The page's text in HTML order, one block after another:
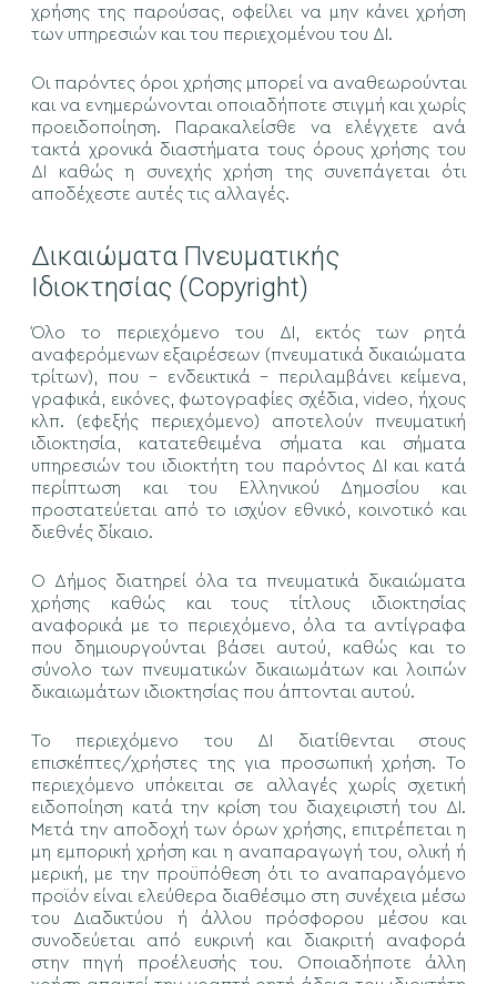
χρήσης της παρούσας, οφείλει να μην κάνει χρήση
των υπηρεσιών και του περιεχομένου του ΔΙ.
Οι παρόντες όροι χρήσης μπορεί να αναθεωρούνται
και να ενημερώνονται οποιαδήποτε στιγμή και χωρίς
προειδοποίηση. Παρακαλείσθε να ελέγχετε ανά
τακτά χρονικά διαστήματα τους όρους χρήσης του
ΔΙ καθώς η συνεχής χρήση της συνεπάγεται ότι
αποδέχεστε αυτές τις αλλαγές.
Δικαιώματα Πνευματικής
Ιδιοκτησίας (Copyright)
Όλο το περιεχόμενο του ΔΙ, εκτός των ρητά
αναφερόμενων εξαιρέσεων (πνευματικά δικαιώματα
τρίτων), που - ενδεικτικά - περιλαμβάνει κείμενα,
γραφικά, εικόνες, φωτογραφίες σχέδια, video, ήχους
κλπ. (εφεξής περιεχόμενο) αποτελούν πνευματική
ιδιοκτησία, κατατεθειμένα σήματα και σήματα
υπηρεσιών του ιδιοκτήτη του παρόντος ΔΙ και κατά
περίπτωση και του Ελληνικού Δημοσίου και
προστατεύεται από το ισχύον εθνικό, κοινοτικό και
διεθνές δίκαιο.
Ο Δήμος διατηρεί όλα τα πνευματικά δικαιώματα
χρήσης καθώς και τους τίτλους ιδιοκτησίας
αναφορικά με το περιεχόμενο, όλα τα αντίγραφα
που δημιουργούνται βάσει αυτού, καθώς και το
σύνολο των πνευματικών δικαιωμάτων και λοιπών
δικαιωμάτων ιδιοκτησίας που άπτονται αυτού.
Το περιεχόμενο του ΔΙ διατίθενται στους
επισκέπτες/χρήστες της για προσωπική χρήση. Το
περιεχόμενο υπόκειται σε αλλαγές χωρίς σχετική
ειδοποίηση κατά την κρίση του διαχειριστή του ΔΙ.
Μετά την αποδοχή των όρων χρήσης, επιτρέπεται η
μη εμπορική χρήση και η αναπαραγωγή του, ολική ή
μερική, με την προϋπόθεση ότι το αναπαραγόμενο
προϊόν είναι ελεύθερα διαθέσιμο στη συνέχεια μέσω
του Διαδικτύου ή άλλου πρόσφορου μέσου και
συνοδεύεται από ευκρινή και διακριτή αναφορά
στην πηγή προέλευσής του. Οποιαδήποτε άλλη